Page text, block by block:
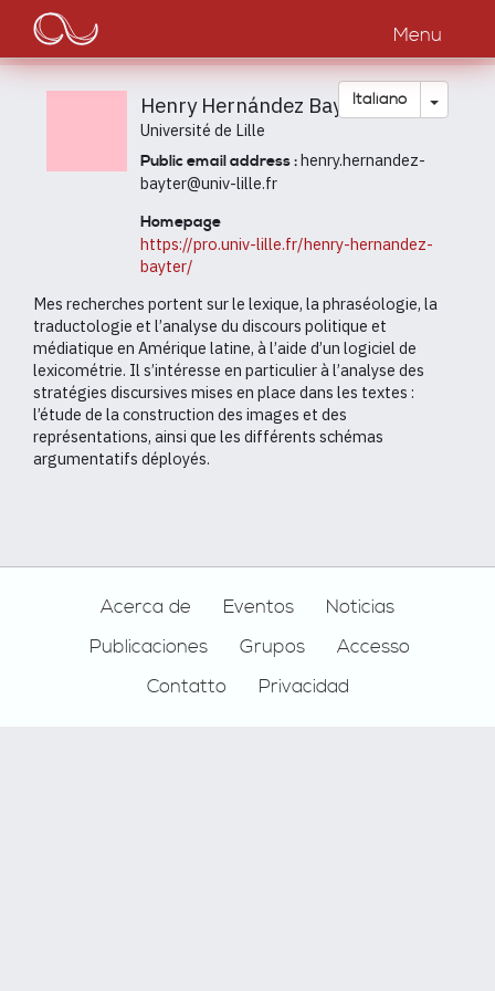
contenuto
principale
Main
navigation
Menu
Italiano Toggle
Henry Hernández Bayter
Université de Lille
Public email address :henry.hernandez-
bayter@univ-lille.fr
Homepage
https://pro.univ-lille.fr/henry-hernandez-
bayter/
Mes recherches portent sur le lexique, la phraséologie, la
traductologie et l’analyse du discours politique et
médiatique en Amérique latine, à l’aide d’un logiciel de
lexicométrie. Il s’intéresse en particulier à l’analyse des
stratégies discursives mises en place dans les textes :
l’étude de la construction des images et des
représentations, ainsi que les différents schémas
argumentatifs déployés.
Acerca de Eventos
Noticias
Publicaciones
Grupos
Accesso
Contatto
Privacidad